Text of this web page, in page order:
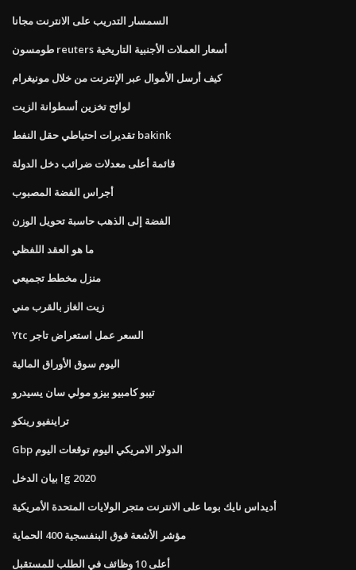
السمسار التدريب على الانترنت مجانا
طومسون reuters أسعار العملات الأجنبية التاريخية
كيف أرسل الأموال عبر الإنترنت من خلال مونيغرام
لوائح تخزين أسطوانة الزيت
تقديرات احتياطي حقل النفط bakink
قائمة أعلى معدلات ضرائب دخل الدولة
أجراس الفضة المصبوب
الفضة إلى الذهب حاسبة تحويل الوزن
ما هو العقد اللفظي
منزل مخطط تجميعي
زيت الغاز بالقرب مني
Ytc السعر عمل استعراض تاجر
اليوم سوق الأوراق المالية
تيبو كامبيو بيزو مولي سان يسيدرو
تراينفيو رينكو
Gbp الدولار الامريكي اليوم توقعات اليوم
بيان الدخل lg 2020
أديداس نايك بوما على الانترنت متجر الولايات المتحدة الأمريكية
مؤشر الأشعة فوق البنفسجية 400 الحماية
أعلى 10 وظائف في الطلب للمستقبل